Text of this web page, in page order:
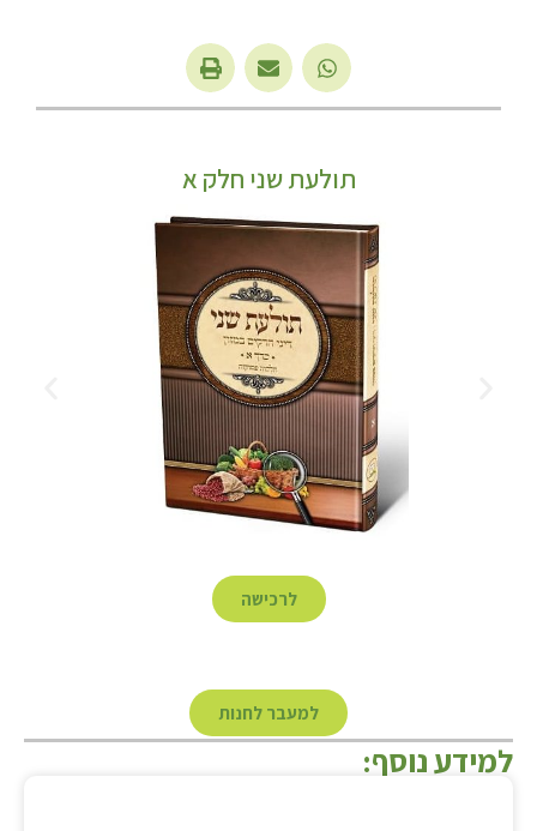
תולעת שני חלק א
לרכישה
למעבר לחנות
למידע נוסף: